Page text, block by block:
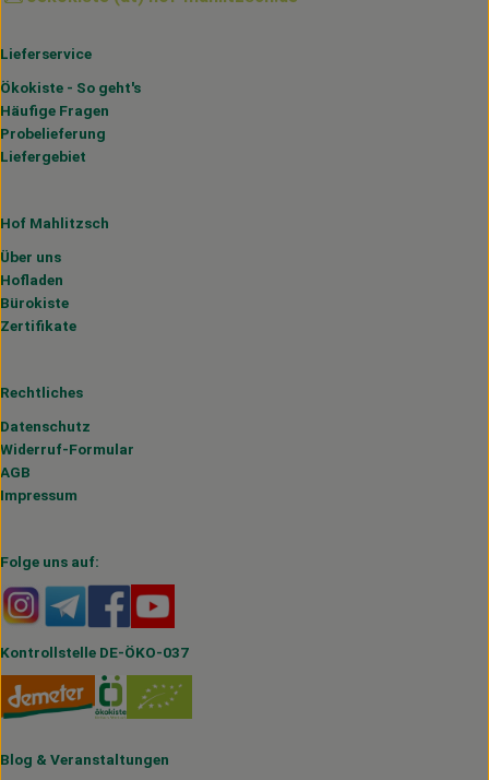
Lieferservice
Ökokiste - So geht's
Häufige Fragen
Probelieferung
Liefergebiet
Hof Mahlitzsch
Über uns
Hofladen
Bürokiste
Zertifikate
Rechtliches
Datenschutz
Widerruf-Formular
AGB
Impressum
Folge uns auf:
Externer Link zu https://www.instagram.com/
Externer Link zu https://t.me/s/hofmahlitzsch
Externer Link zu https://www.facebook.com/
Kontrollstelle DE-ÖKO-037
Blog & Veranstaltungen